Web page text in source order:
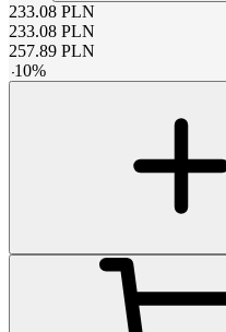
233.08 PLN
233.08 PLN
257.89 PLN
-10%